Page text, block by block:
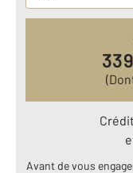
Avant de vous